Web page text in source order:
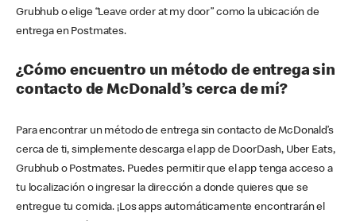
Grubhub o elige “Leave order at my door” como la ubicación de
entrega en Postmates.
¿Cómo encuentro un método de entrega sin
contacto de McDonald’s cerca de mí?
Para encontrar un método de entrega sin contacto de McDonald’s
cerca de ti, simplemente descarga el app de DoorDash, Uber Eats,
Grubhub o Postmates. Puedes permitir que el app tenga acceso a
tu localización o ingresar la dirección a donde quieres que se
entregue tu comida. ¡Los apps automáticamente encontrarán el